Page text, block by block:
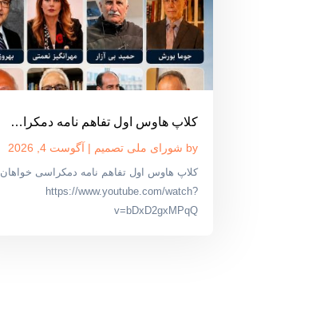
کلاپ هاوس اول تفاهم نامه دمکرا…
by شورای ملی تصمیم | آگوست 4, 2026
کلاپ هاوس اول تفاهم نامه دمکراسی خواهان
https://www.youtube.com/watch?
v=bDxD2gxMPqQ